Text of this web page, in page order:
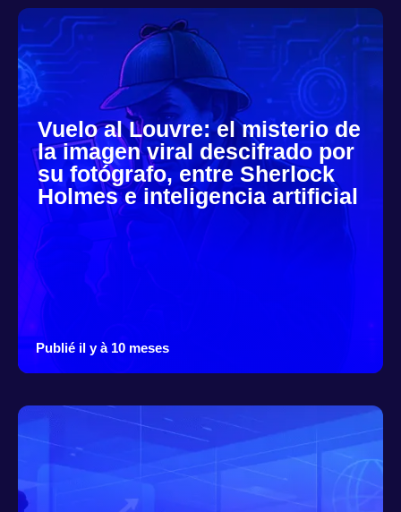
Vuelo al Louvre: el misterio de
la imagen viral descifrado por
su fotógrafo, entre Sherlock
Holmes e inteligencia artificial
Publié il y à 10 meses